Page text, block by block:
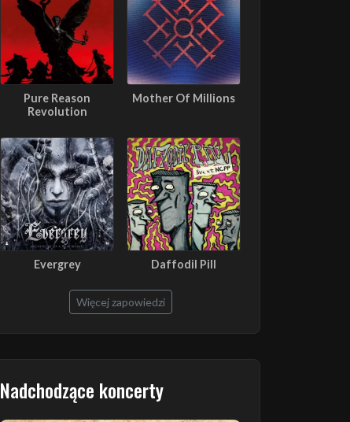
Pure Reason
Revolution
Mother Of Millions
Evergrey Daffodil Pill
Więcej zapowiedzi
Nadchodzące koncerty